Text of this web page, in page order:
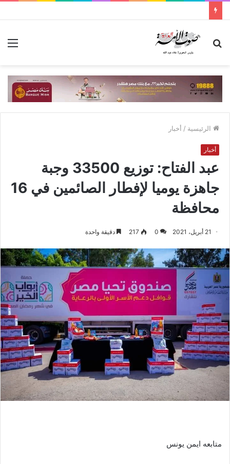
بحث
الرئيسية / أخبار
أخبار
عبد الفتاح: توزيع 33500 وجبة
جاهزة يوميا لإفطار الصائمين في 16
محافظة
21 أبريل، 2021 0
217 دقيقة واحدة
متابعه ايمن يونس